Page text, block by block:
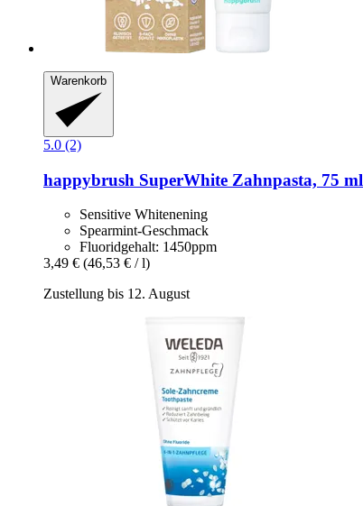
Warenkorb
5.0 (2)
happybrush SuperWhite Zahnpasta, 75 ml
Sensitive Whitenening
Spearmint-Geschmack
Fluoridgehalt: 1450ppm
3,49 € (46,53 € / l)
Zustellung bis 12. August